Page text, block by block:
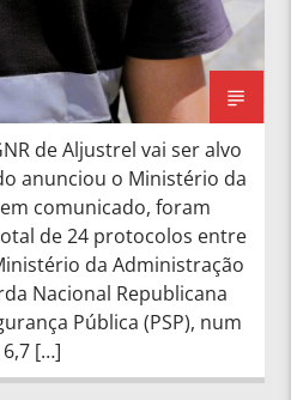
de Aljustrel vai ser alvo
anunciou o Ministério da
comunicado, foram
de 24 protocolos entre
da Administração
Nacional Republicana
Pública (PSP), num
[…]